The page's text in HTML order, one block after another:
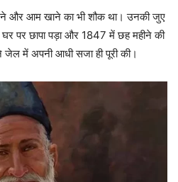
आम खाने का भी शौक था। उनकी जुए
पर छापा पड़ा और 1847 में छह महीने की
जेल में अपनी आधी सजा ही पूरी की।